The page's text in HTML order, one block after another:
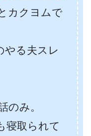
カクヨムで
やる夫スレ
のみ。
寝取られて